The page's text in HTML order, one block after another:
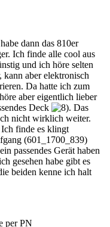
dann das 810er
Ich finde alle cool aus
und ich höre selten
kann aber elektronisch
Da hatte ich zum
aber eigentlich lieber
Deck
. Das
nicht wirklich weiter.
finde es klingt
(601_1700_839)
passendes Gerät haben
gesehen habe gibt es
beiden kenne ich halt
per PN